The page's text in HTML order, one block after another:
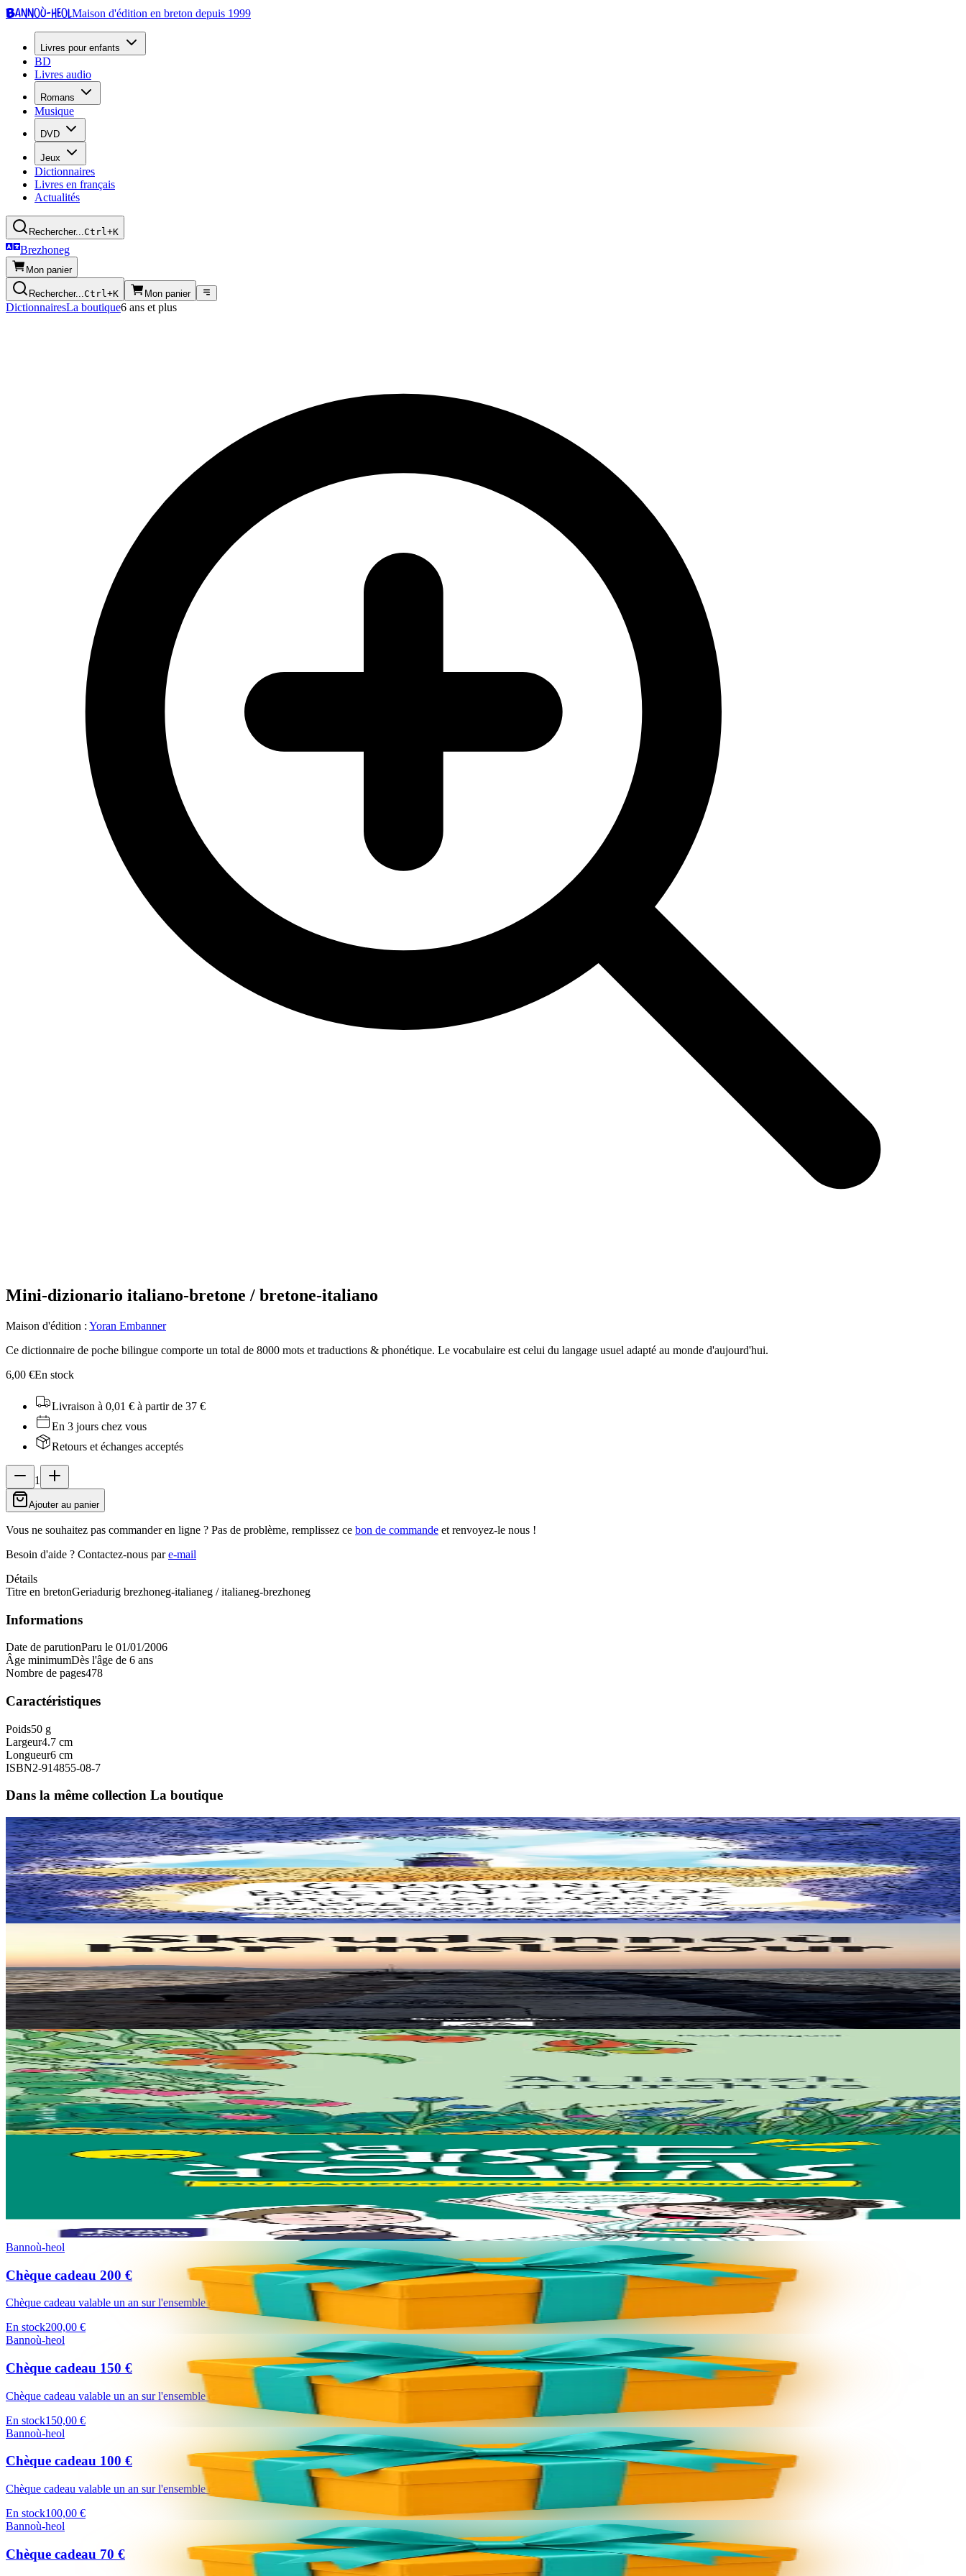
Bannoù-heolMaison d'édition en breton depuis 1999
Livres pour enfants
BD
Livres audio
Romans
Musique
DVD
Jeux
Dictionnaires
Livres en français
Actualités
Rechercher...Ctrl+K
Brezhoneg
Mon panier
Rechercher...Ctrl+K Mon panier
DictionnairesLa boutique6 ans et plus
Mini-dizionario italiano-bretone / bretone-italiano
Maison d'édition : Yoran Embanner
Ce dictionnaire de poche bilingue comporte un total de 8000 mots et traductions & phonétique. Le vocabulaire est celui du langage usuel adapté au monde d'aujourd'hui.
6,00 €En stock
Livraison à 0,01 € à partir de 37 €
En 3 jours chez vous
Retours et échanges acceptés
1
Ajouter au panier
Vous ne souhaitez pas commander en ligne ? Pas de problème, remplissez ce bon de commande et renvoyez-le nous !
Besoin d'aide ? Contactez-nous pare-mail
Détails
Titre en bretonGeriadurig brezhoneg-italianeg / italianeg-brezhoneg
Informations
Date de parutionParu le 01/01/2006
Âge minimumDès l'âge de 6 ans
Nombre de pages478
Caractéristiques
Poids50 g
Largeur4.7 cm
Longueur6 cm
ISBN2-914855-08-7
Dans la même collection La boutique
6 ans et plus
Goater
Petit dictionnaire du breton de Groix
Ce "petit dictionnaire du breton de Groix" s'adresse à tous les amoureux de l'île, de sa langue, de sa culture et de son histoire, mais aussi aux amoureux du...
En stock20,00 €
Skeudennoù hor melezour
Samuel Julien propose dans ce livre une sélection d'articles parus dans la revue "Bremañ" à laquelle il collabore depuis 2013.
En stock29,00 €
15 ans et plus
Bannoù-heol
Al liorzh marzhus
Comment créer son potager ? Comment entretenir son jardin et favoriser la biodiversité ? Des conseils jardinage initialement parus dans la revue Ya!...
En stock18,00 €
Kuzul Skoazell Skol Diwan Sant-Brieg
La caisse à outils du parent non bretonnant
Ça y est, c’est décidé : votre enfant va apprendre le breton à l’école. Gourc’hemennoù ! Félicitations, c’est un beau cadeau que vous lui faites ! Mais si les...
13,00 €
Bannoù-heol
Chèque cadeau 200 €
Chèque cadeau valable un an sur l'ensemble du site Bannoù-heol (https://bannouheol.com). Celui-ci vous sera envoyé par mail. Il suffira de taper le code...
En stock200,00 €
Bannoù-heol
Chèque cadeau 150 €
Chèque cadeau valable un an sur l'ensemble du site Bannoù-heol (https://bannouheol.com). Celui-ci vous sera envoyé par mail. Il suffira de taper le code...
En stock150,00 €
Bannoù-heol
Chèque cadeau 100 €
Chèque cadeau valable un an sur l'ensemble du site Bannoù-heol (https://bannouheol.com). Celui-ci vous sera envoyé par mail. Il suffira de taper le code...
En stock100,00 €
Bannoù-heol
Chèque cadeau 70 €